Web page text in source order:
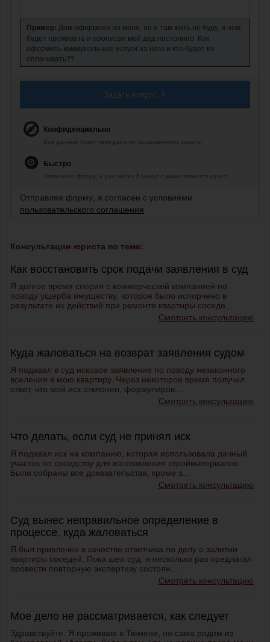
Пример: Дом оформлен на меня, но я там жить не буду, в нем
будет проживать и прописан мой дед постоянно. Как
оформить коммунальные услуги на него и кто будет их
оплачивать??
Задать вопрос
Конфиденциально
Все данные будут переданы по защищенному каналу.
Быстро
Заполните форму, и уже через 5 минут с вами свяжется юрист.
Отправляя форму, я согласен с условиями
пользовательского соглашения
Консультации юриста по теме:
Как восстановить срок подачи заявления в суд
Я долгое время спорил с коммерческой компанией по
поводу ущерба имуществу, которое было испорчено в
результате их действий при ремонте квартиры соседе...
Смотреть консультацию
Куда жаловаться на возврат заявления судом
Я подавал в суд исковое заявление по поводу незаконного
вселения в мою квартиру. Через некоторое время получил
ответ, что мой иск отклонен, формулиров...
Смотреть консультацию
Что делать, если суд не принял иск
Я подавал иск на компанию, которая использовала дачный
участок по соседству для изготовления стройматериалов.
Были собраны все доказательства, кроме з...
Смотреть консультацию
Суд вынес неправильное определение в
процессе, куда жаловаться
Я был привлечен в качестве ответчика по делу о залитии
квартиры соседей. Пока шел суд, я несколько раз предлагал
провести повторную экспертизу состоян...
Смотреть консультацию
Мое дело не рассматривается, как следует
Здравствуйте. Я проживаю в Тюмени, но сама родом из